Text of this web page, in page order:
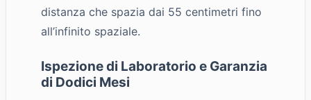
distanza che spazia dai 55 centimetri fino
all’infinito spaziale.
Ispezione di Laboratorio e Garanzia
di Dodici Mesi